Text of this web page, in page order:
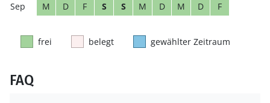
M
D F S S M D M D F
frei belegt gewählter Zeitraum
FAQ